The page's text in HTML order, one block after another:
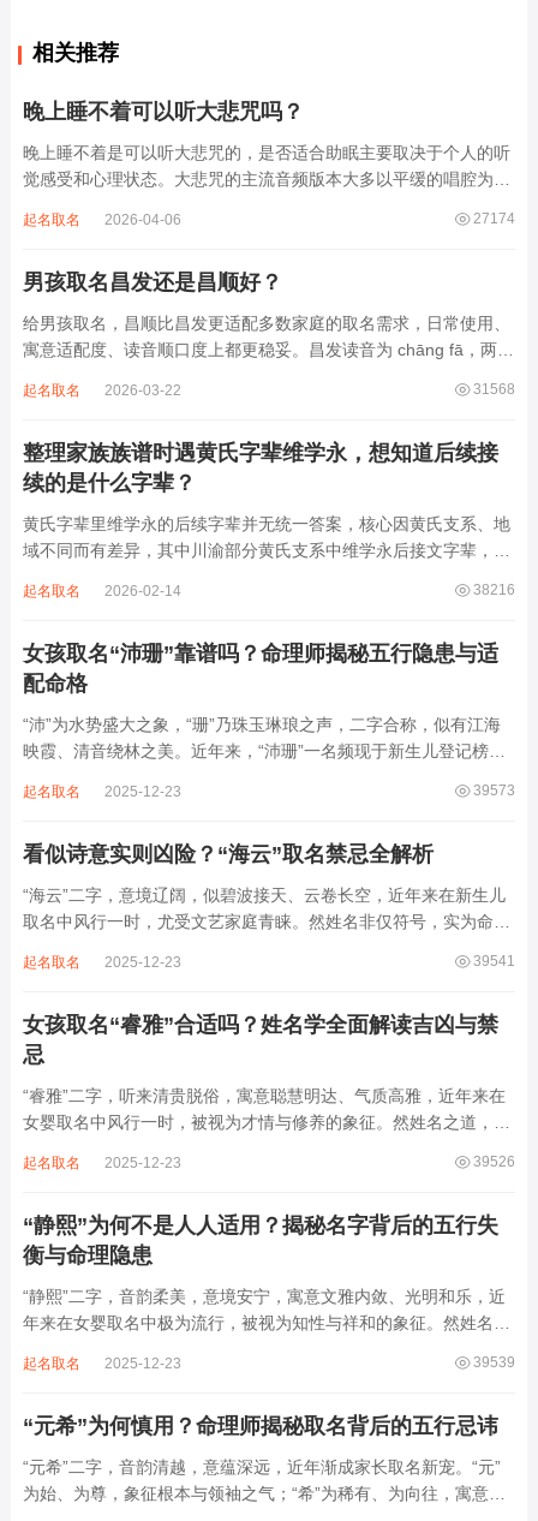
相关推荐
晚上睡不着可以听大悲咒吗？
晚上睡不着是可以听大悲咒的，是否适合助眠主要取决于个人的听
觉感受和心理状态。大悲咒的主流音频版本大多以平缓的唱腔为
急促的鼓点，这类音频本身具备静心的基础特质。睡前思绪繁杂、
27174
起名取名 2026-04-06
男孩取名昌发还是昌顺好？
给男孩取名，昌顺比昌发更适配多数家庭的取名需求，日常使用、
寓意适配度、读音顺口度上都更稳妥。昌发读音为 chāng fā，两个
离叫名字时辨识度不高。昌字本义为兴盛、繁茂，发字核心指向发
31568
起名取名 2026-03-22
整理家族族谱时遇黄氏字辈维学永，想知道后续接
续的是什么字辈？
黄氏字辈里维学永的后续字辈并无统一答案，核心因黄氏支系、地
域不同而有差异，其中川渝部分黄氏支系中维学永后接文字辈，完
某支系的续修字辈，在安岳、岳池一带的黄氏族谱里能明确查到，
38216
起名取名 2026-02-14
女孩取名“沛珊”靠谱吗？命理师揭秘五行隐患与适
配命格
“沛”为水势盛大之象，“珊”乃珠玉琳琅之声，二字合称，似有江海
映霞、清音绕林之美。近年来，“沛珊”一名频现于新生儿登记榜
雅符号，实为命理五行流转之枢纽。一字之选，关乎气场平衡。沛
39573
起名取名 2025-12-23
看似诗意实则凶险？“海云”取名禁忌全解析
“海云”二字，意境辽阔，似碧波接天、云卷长空，近年来在新生儿
取名中风行一时，尤受文艺家庭青睐。然姓名非仅符号，实为命局
滔天，木浮无根，阴气过重，易致意志不坚、事业漂泊、健康受
39541
起名取名 2025-12-23
女孩取名“睿雅”合适吗？姓名学全面解读吉凶与禁
忌
“睿雅”二字，听来清贵脱俗，寓意聪慧明达、气质高雅，近年来在
女婴取名中风行一时，被视为才情与修养的象征。然姓名之道，贵
增心力。细察“睿雅”之局，实藏金水成势、火土受制之患，若不顾
39526
起名取名 2025-12-23
“静熙”为何不是人人适用？揭秘名字背后的五行失
衡与命理隐患
“静熙”二字，音韵柔美，意境安宁，寓意文雅内敛、光明和乐，近
年来在女婴取名中极为流行，被视为知性与祥和的象征。然姓名命
象，实藏金水偏寒、火气受制之弊，若不顾八字强弱，盲目套用，
39539
起名取名 2025-12-23
“元希”为何慎用？命理师揭秘取名背后的五行忌讳
“元希”二字，音韵清越，意蕴深远，近年渐成家长取名新宠。“元”
为始、为尊，象征根本与领袖之气；“希”为稀有、为向往，寓意卓